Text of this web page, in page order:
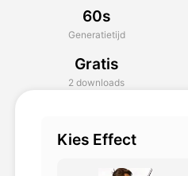
AI Video
Foto van AI
60s
Generatietijd
Gratis
2 downloads
Kies Effect